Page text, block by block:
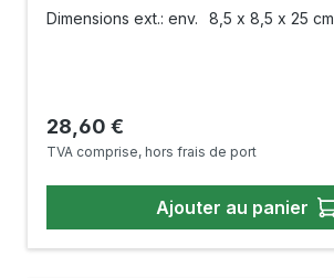
Dimensions ext.: env. 8,5 x 8,5 x 25 cm
Prix régulier :
28,60 €
TVA comprise, hors frais de port
Ajouter au panier